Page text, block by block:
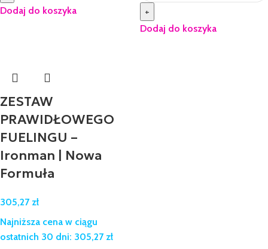
Dodaj do koszyka
+
Dodaj do koszyka
ZESTAW
PRAWIDŁOWEGO
FUELINGU –
Ironman | Nowa
Formuła
305,27 zł
Najniższa cena w ciągu
ostatnich 30 dni: 305,27 zł